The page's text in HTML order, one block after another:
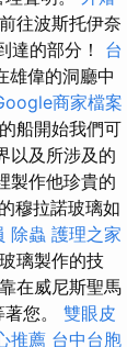
往波斯托伊奈
達的部分！ 台
雄偉的洞廳中
商家檔案
船開始我們可
以及所涉及的
製作他珍貴的
穆拉諾玻璃如
除蟲 護理之家
璃製作的技
在威尼斯聖馬
您。 雙眼皮
推薦 台中台胞